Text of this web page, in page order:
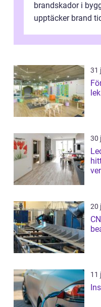
brandskador i
upptäcker brand
31
30
20
11